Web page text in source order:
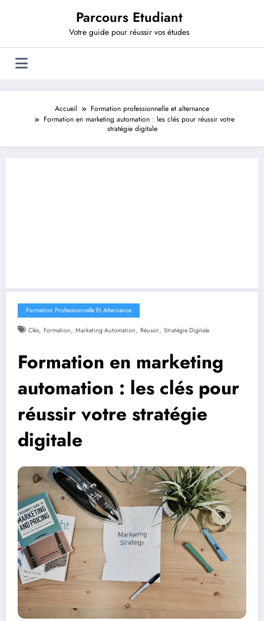
Parcours Etudiant
Votre guide pour réussir vos études
Accueil
Formation professionnelle et alternance
Formation en marketing automation : les clés pour réussir votre
stratégie digitale
Formation Professionnelle Et Alternance
Clés, Formation, Marketing Automation, Réussir, Stratégie Digitale
Formation en marketing
automation : les clés pour
réussir votre stratégie
digitale